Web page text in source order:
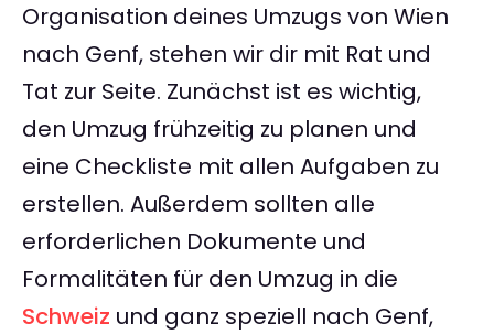
Organisation deines Umzugs von Wien
nach Genf, stehen wir dir mit Rat und
Tat zur Seite. Zunächst ist es wichtig,
den Umzug frühzeitig zu planen und
eine Checkliste mit allen Aufgaben zu
erstellen. Außerdem sollten alle
erforderlichen Dokumente und
Formalitäten für den Umzug in die
Schweiz und ganz speziell nach Genf,